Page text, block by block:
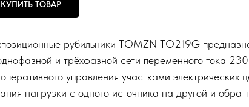
КУПИТЬ ТОВАР
рубильники TOMZN TO219G
и трёхфазной сети переменного тока
управления участками электрических
нагрузки с одного источника на другой и